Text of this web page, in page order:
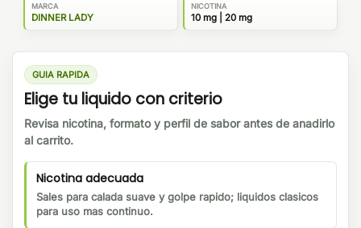
MARCA
DINNER LADY
NICOTINA
10 mg | 20 mg
GUIA RAPIDA
Elige tu liquido con criterio
Revisa nicotina, formato y perfil de sabor antes de anadirlo
al carrito.
Nicotina adecuada
Sales para calada suave y golpe rapido; liquidos clasicos
para uso mas continuo.